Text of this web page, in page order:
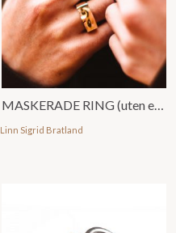
MASKERADE RING (uten emalje
Linn Sigrid Bratland